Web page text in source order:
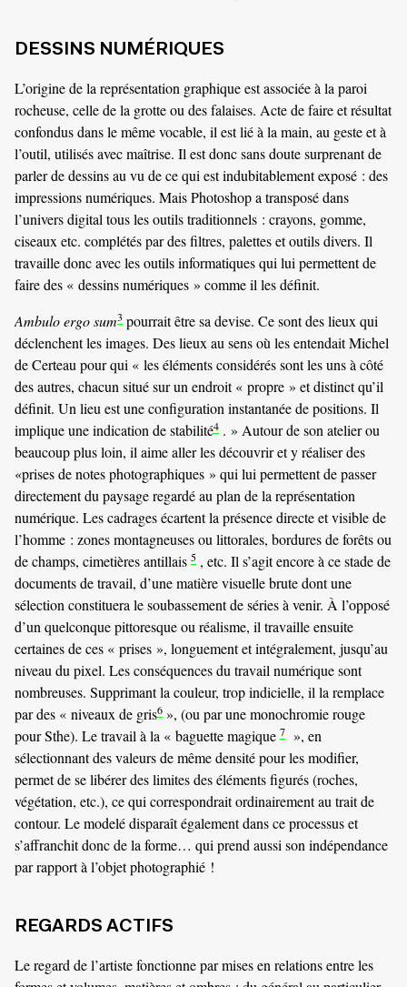
DESSINS NUMÉRIQUES
L’origine de la représentation graphique est associée à la paroi
rocheuse, celle de la grotte ou des falaises. Acte de faire et résultat
confondus dans le même vocable, il est lié à la main, au geste et à
l’outil, utilisés avec maîtrise. Il est donc sans doute surprenant de
parler de dessins au vu de ce qui est indubitablement exposé : des
impressions numériques. Mais Photoshop a transposé dans
l’univers digital tous les outils traditionnels : crayons, gomme,
ciseaux etc. complétés par des filtres, palettes et outils divers. Il
travaille donc avec les outils informatiques qui lui permettent de
faire des « dessins numériques » comme il les définit.
Ambulo ergo sum3 pourrait être sa devise. Ce sont des lieux qui
déclenchent les images. Des lieux au sens où les entendait Michel
de Certeau pour qui « les éléments considérés sont les uns à côté
des autres, chacun situé sur un endroit « propre » et distinct qu’il
définit. Un lieu est une configuration instantanée de positions. Il
implique une indication de stabilité4 . » Autour de son atelier ou
beaucoup plus loin, il aime aller les découvrir et y réaliser des
«prises de notes photographiques » qui lui permettent de passer
directement du paysage regardé au plan de la représentation
numérique. Les cadrages écartent la présence directe et visible de
l’homme : zones montagneuses ou littorales, bordures de forêts ou
de champs, cimetières antillais 5 , etc. Il s’agit encore à ce stade de
documents de travail, d’une matière visuelle brute dont une
sélection constituera le soubassement de séries à venir. À l’opposé
d’un quelconque pittoresque ou réalisme, il travaille ensuite
certaines de ces « prises », longuement et intégralement, jusqu’au
niveau du pixel. Les conséquences du travail numérique sont
nombreuses. Supprimant la couleur, trop indicielle, il la remplace
par des « niveaux de gris6 », (ou par une monochromie rouge
pour Sthe). Le travail à la « baguette magique 7 », en
sélectionnant des valeurs de même densité pour les modifier,
permet de se libérer des limites des éléments figurés (roches,
végétation, etc.), ce qui correspondrait ordinairement au trait de
contour. Le modelé disparaît également dans ce processus et
s’affranchit donc de la forme… qui prend aussi son indépendance
par rapport à l’objet photographié !
REGARDS ACTIFS
Le regard de l’artiste fonctionne par mises en relations entre les